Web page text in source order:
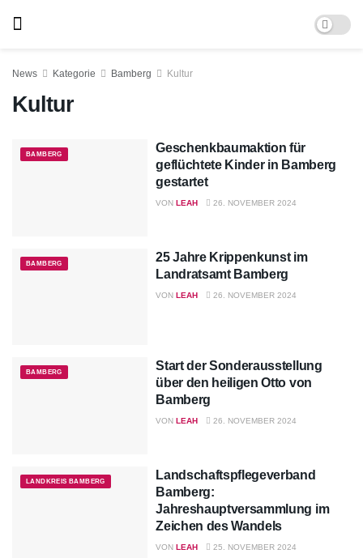
News Kategorie Bamberg Kultur
Kultur
BAMBERG
Geschenkbaumaktion für
geflüchtete Kinder in Bamberg
gestartet
VON LEAH 26. NOVEMBER 2024
BAMBERG
25 Jahre Krippenkunst im
Landratsamt Bamberg
VON LEAH 26. NOVEMBER 2024
BAMBERG
Start der Sonderausstellung
über den heiligen Otto von
Bamberg
VON LEAH 26. NOVEMBER 2024
LANDKREIS BAMBERG
Landschaftspflegeverband
Bamberg:
Jahreshauptversammlung im
Zeichen des Wandels
VON LEAH 25. NOVEMBER 2024